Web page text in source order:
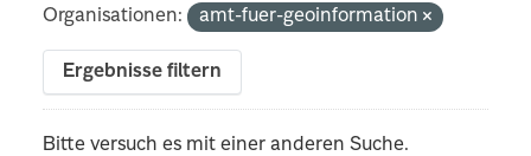
Organisationen:
amt-fuer-geoinformation
Ergebnisse filtern
Bitte versuch es mit einer anderen Suche.